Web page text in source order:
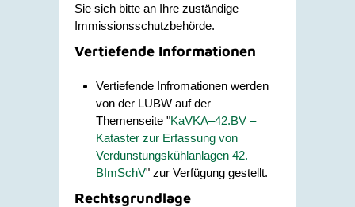
Sie sich bitte an Ihre zuständige
Immissionsschutzbehörde.
Vertiefende Informationen
Vertiefende Infromationen werden
von der LUBW auf der
Themenseite "KaVKA–42.BV –
Kataster zur Erfassung von
Verdunstungskühlanlagen 42.
BImSchV" zur Verfügung gestellt.
Rechtsgrundlage